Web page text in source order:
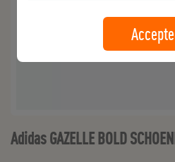
Adidas GAZELLE BOLD